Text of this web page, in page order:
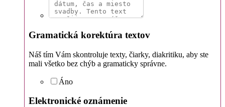
Gramatická korektúra textov
Náš tím Vám skontroluje texty, čiarky, diakritiku, aby ste
mali všetko bez chýb a gramaticky správne.
Áno
Elektronické oznámenie